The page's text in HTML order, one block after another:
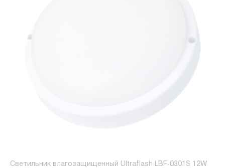
Светильник влагозащищенный Ultraflash LBF-0301S 12W